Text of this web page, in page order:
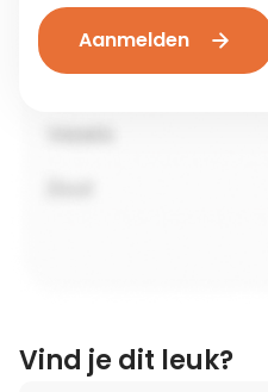
Aanmelden
Vind je dit leuk?